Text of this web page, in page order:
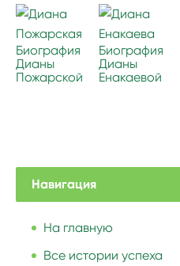
Биография
Дианы
Пожарской
Биография
Дианы
Енакаевой
Навигация
На главную
Все истории успеха